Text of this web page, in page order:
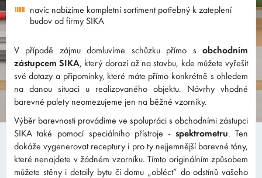
navíc nabízíme kompletní sortiment potřebný k zateplení
budov od firmy SIKA
V případě zájmu domluvíme schůzku přímo sobchodním
zástupcem SIKA, který dorazí až na stavbu, kde můžete vyřešit
své dotazy a připomínky, které máte přímo konkrétně s ohledem
na danou situaci u realizovaného objektu. Návrhy vhodné
barevné palety neomezujeme jen na běžné vzorníky.
Výběr barevnosti provádíme ve spolupráci s obchodními zástupci
SIKA také pomocí speciálního přístroje - spektrometru. Ten
dokáže vygenerovat receptury i pro ty nejjemnější barevné tóny,
které nenajdete v žádném vzorníku. Tímto originálním způsobem
můžete stěny i detaily bytu či domu „obléct“ do odstínů vašeho